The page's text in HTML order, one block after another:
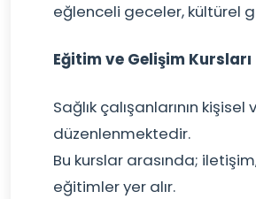
eğlenceli geceler, kültürel
Eğitim ve Gelişim Kursları
Sağlık çalışanlarının
düzenlenmektedir.
Bu kurslar arasında;
eğitimler yer alır.